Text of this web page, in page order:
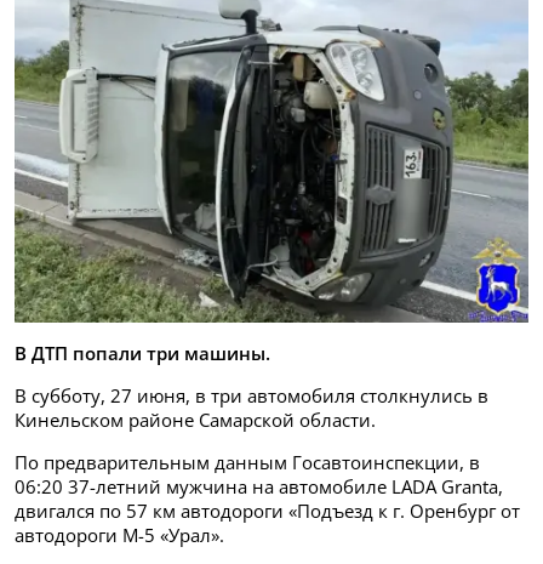
В ДТП попали три машины.
В субботу, 27 июня, в три автомобиля столкнулись в
Кинельском районе Самарской области.
По предварительным данным Госавтоинспекции, в
06:20 37-летний мужчина на автомобиле LADA Granta,
двигался по 57 км автодороги «Подъезд к г. Оренбург от
автодороги М-5 «Урал».